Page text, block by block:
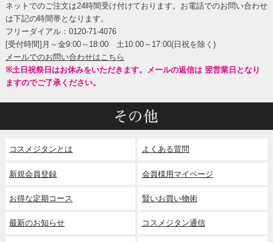
ネットでのご注文は24時間受け付けております。お電話でのお問い合わせ
は下記の時間帯となります。
フリーダイアル：0120-71-4076
[受付時間]月～金9:00～18:00 土10:00～17:00(日祝を除く)
メールでのお問い合わせはこちら
※土日祝祭日はお休みをいただきます。メールの返信は 翌営業日となり
ますのでご了承ください。
コスメジタンとは
新規会員登録
お得な定期コース
最新のお知らせ
よくある質問
会員様用マイページ
賢いお買い物術
コスメジタン通信